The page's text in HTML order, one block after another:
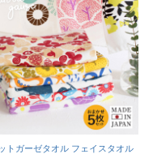
トガーゼタオル フェイスタオル